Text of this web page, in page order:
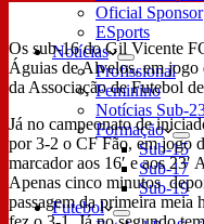
Oficial Sponsor
ESports
Notícias
Profissional
Feminino
Notícias Sub-
Formação
Sub-15
Sub-17
Sub-19
Futebol
Os sub-16 do Gil Vicente
Águias de Alvelos, em jogo
da Associação de Futebol
Já no campeonato de
por 3-2 o CF Fão, em jogo
marcador aos 16′ e aos
Apenas cinco minutos
passagem da primeira